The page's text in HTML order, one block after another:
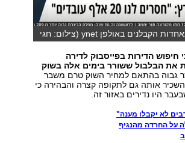
ענף הבנייה בסכנה: ראול סרוגו, נשיא התאחדות הקבלנים באולפן ynet (צילום: חגי
הדירות בפייסבוק לדירה
את הבלבול ששורר בימים אלה בשוק
גבוה בהתאם למחיר השוק טרם משבר
אותה גם לתקופה קצרה והבהירה כי
היו נדירים באזור זה.
לא יקבלו מענה"
על החרדה מהנגיף